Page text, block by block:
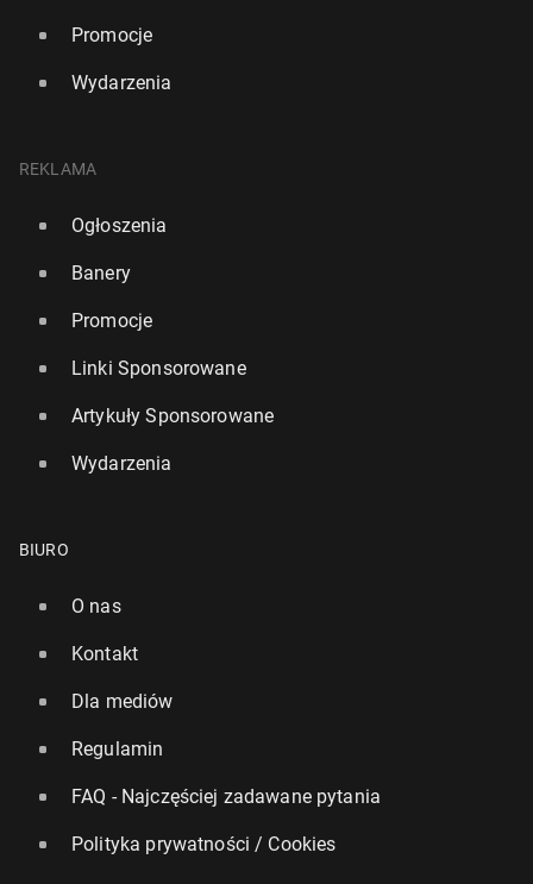
Promocje
Wydarzenia
REKLAMA
Ogłoszenia
Banery
Promocje
Linki Sponsorowane
Artykuły Sponsorowane
Wydarzenia
BIURO
O nas
Kontakt
Dla mediów
Regulamin
FAQ - Najczęściej zadawane pytania
Polityka prywatności / Cookies